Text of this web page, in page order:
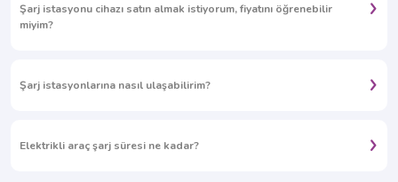
Şarj istasyonu cihazı satın almak istiyorum, fiyatını öğrenebilir
miyim?
Şarj istasyonlarına nasıl ulaşabilirim?
Elektrikli araç şarj süresi ne kadar?